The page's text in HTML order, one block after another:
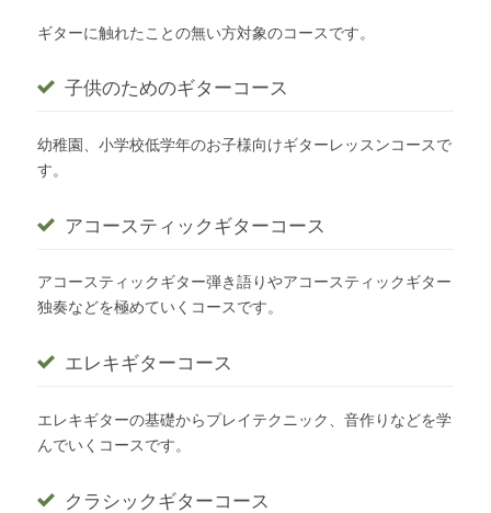
ギターに触れたことの無い方対象のコースです。
子供のためのギターコース
幼稚園、小学校低学年のお子様向けギターレッスンコースで
す。
アコースティックギターコース
アコースティックギター弾き語りやアコースティックギター
独奏などを極めていくコースです。
エレキギターコース
エレキギターの基礎からプレイテクニック、音作りなどを学
んでいくコースです。
クラシックギターコース